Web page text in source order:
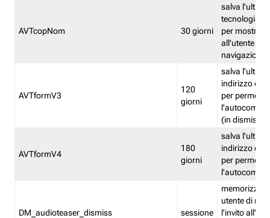
AVTcopNom 30 giorni
salva l'ultima
tecnologia
per
all'utente
navigazione
AVTformV3
120
giorni
salva l'ultimo
indirizzo di
per
(in
AVTformV4
180
giorni
salva l'ultimo
indirizzo di
per
DM_audioteaser_dismiss sessione
memorizza
utente di
l'invito